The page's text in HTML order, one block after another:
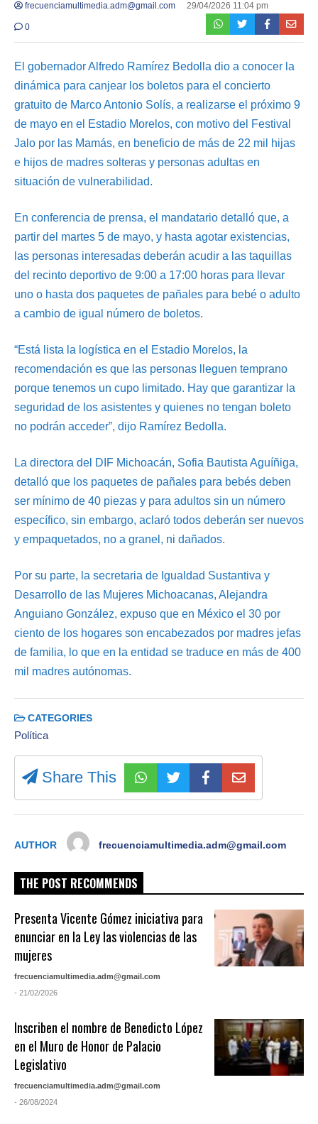
frecuenciamultimedia.adm@gmail.com 29/04/2026 11:04 pm
0
El gobernador Alfredo Ramírez Bedolla dio a conocer la
dinámica para canjear los boletos para el concierto
gratuito de Marco Antonio Solís, a realizarse el próximo 9
de mayo en el Estadio Morelos, con motivo del Festival
Jalo por las Mamás, en beneficio de más de 22 mil hijas
e hijos de madres solteras y personas adultas en
situación de vulnerabilidad.
En conferencia de prensa, el mandatario detalló que, a
partir del martes 5 de mayo, y hasta agotar existencias,
las personas interesadas deberán acudir a las taquillas
del recinto deportivo de 9:00 a 17:00 horas para llevar
uno o hasta dos paquetes de pañales para bebé o adulto
a cambio de igual número de boletos.
“Está lista la logística en el Estadio Morelos, la
recomendación es que las personas lleguen temprano
porque tenemos un cupo limitado. Hay que garantizar la
seguridad de los asistentes y quienes no tengan boleto
no podrán acceder”, dijo Ramírez Bedolla.
La directora del DIF Michoacán, Sofia Bautista Aguíñiga,
detalló que los paquetes de pañales para bebés deben
ser mínimo de 40 piezas y para adultos sin un número
específico, sin embargo, aclaró todos deberán ser nuevos
y empaquetados, no a granel, ni dañados.
Por su parte, la secretaria de Igualdad Sustantiva y
Desarrollo de las Mujeres Michoacanas, Alejandra
Anguiano González, expuso que en México el 30 por
ciento de los hogares son encabezados por madres jefas
de familia, lo que en la entidad se traduce en más de 400
mil madres autónomas.
CATEGORIES
Política
Share This
AUTHOR frecuenciamultimedia.adm@gmail.com
THE POST RECOMMENDS
Presenta Vicente Gómez iniciativa para
enunciar en la Ley las violencias de las
mujeres
frecuenciamultimedia.adm@gmail.com
- 21/02/2026
Inscriben el nombre de Benedicto López
en el Muro de Honor de Palacio
Legislativo
frecuenciamultimedia.adm@gmail.com
- 26/08/2024